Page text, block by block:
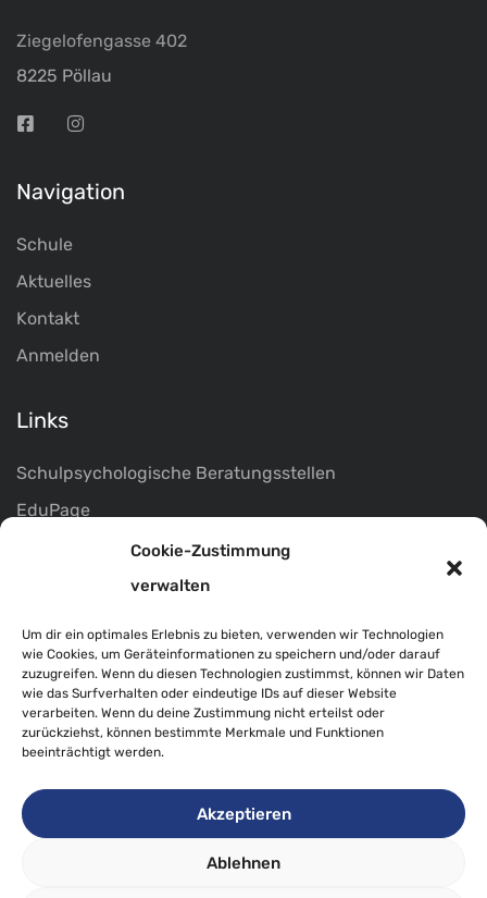
Cookie-Zustimmung
verwalten
Um dir ein optimales Erlebnis zu bieten, verwenden wir Technologien
wie Cookies, um Geräteinformationen zu speichern und/oder darauf
zuzugreifen. Wenn du diesen Technologien zustimmst, können wir Daten
wie das Surfverhalten oder eindeutige IDs auf dieser Website
verarbeiten. Wenn du deine Zustimmung nicht erteilst oder
zurückziehst, können bestimmte Merkmale und Funktionen
beeinträchtigt werden.
Akzeptieren
Ablehnen
Ziegelofengasse 402
8225 Pöllau
Navigation
Schule
Aktuelles
Kontakt
Anmelden
Links
Schulpsychologische Beratungsstellen
EduPage
Marktgemeinde Pöllau
Termine
Impressum
Datenschutz
© PTS Pöllau